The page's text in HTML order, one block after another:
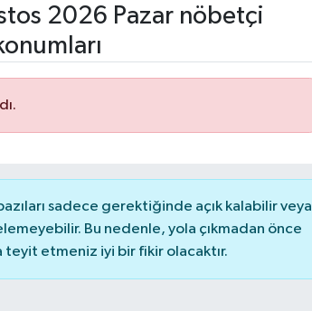
2026 Pazar nöbetçi
sadece gerektiğinde açık kalabilir veya
Bu nedenle, yola çıkmadan önce
teyit etmeniz iyi bir fikir olacaktır.